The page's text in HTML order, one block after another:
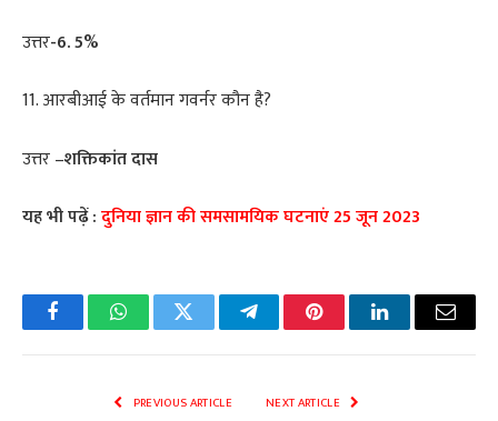
उत्तर-6. 5%
11. आरबीआई के वर्तमान गवर्नर कौन है?
उत्तर –शक्तिकांत दास
यह भी पढ़ें :दुनिया ज्ञान की समसामयिक घटनाएं 25 जून 2023
FacebookWhatsAppTwitter TelegramPinterestLinkedInEmail
PREVIOUS ARTICLE NEXT ARTICLE